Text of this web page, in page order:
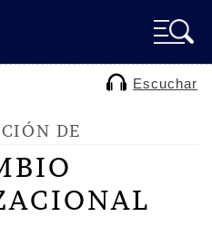
Escuchar
DE